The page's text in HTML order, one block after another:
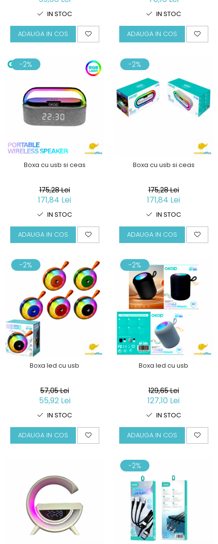
IN STOC
ADAUGA IN COS
IN STOC
ADAUGA IN COS
-2%
Boxa cu usb si ceas
175,28 Lei
171,84 Lei
IN STOC
ADAUGA IN COS
-2%
Boxa cu usb si ceas
175,28 Lei
171,84 Lei
IN STOC
ADAUGA IN COS
-2%
Boxa led cu usb
57,05 Lei
55,92 Lei
IN STOC
ADAUGA IN COS
-2%
Boxa led cu usb
129,65 Lei
127,10 Lei
IN STOC
ADAUGA IN COS
-2%